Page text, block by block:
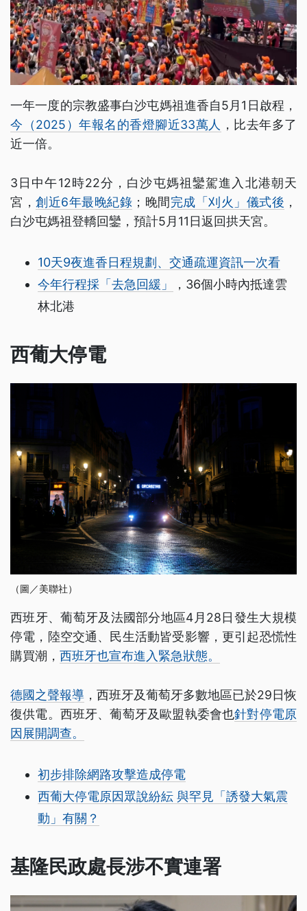
一年一度的宗教盛事白沙屯媽祖進香自5月1日啟程，
今（2025）年報名的香燈腳近33萬人 ，比去年多了
近一倍。
3日中午12時22分，白沙屯媽祖鑾駕進入北港朝天
宮， 創近6年最晚紀錄 ；晚間完成「刈火」儀式後 ，
白沙屯媽祖登轎回鑾，預計5月11日返回拱天宮。
10天9夜進香日程規劃、交通疏運資訊一次看
今年行程採「去急回緩」
，36個小時內抵達雲
林北港
西葡大停電
（圖／美聯社）
西班牙、葡萄牙及法國部分地區4月28日發生大規模
停電，陸空交通、民生活動皆受影響，更引起恐慌性
購買潮， 西班牙也宣布進入緊急狀態。
德國之聲報導 ，西班牙及葡萄牙多數地區已於29日恢
復供電。西班牙、葡萄牙及歐盟執委會也針對停電原
因展開調查。
初步排除網路攻擊造成停電
西葡大停電原因眾說紛紜 與罕見「誘發大氣震
動」有關？
基隆民政處長涉不實連署